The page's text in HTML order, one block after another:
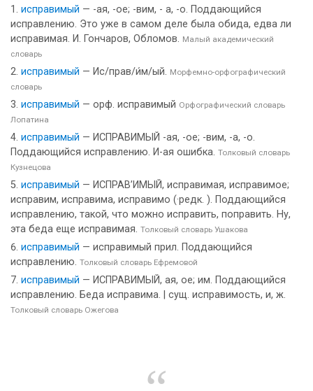
исправимый — -ая, -ое; -вим, - а, -о. Поддающийся
исправлению. Это уже в самом деле была обида, едва ли
исправимая. И. Гончаров, Обломов. Малый академический
словарь
исправимый — Ис/прав/и́м/ый. Морфемно-орфографический
словарь
исправимый — орф. исправимый Орфографический словарь
Лопатина
исправимый — ИСПРАВИМЫЙ -ая, -ое; -вим, -а, -о.
Поддающийся исправлению. И-ая ошибка. Толковый словарь
Кузнецова
исправимый — ИСПРАВ’ИМЫЙ, исправимая, исправимое;
исправим, исправима, исправимо (·редк. ). Поддающийся
исправлению, такой, что можно исправить, поправить. Ну,
эта беда еще исправимая. Толковый словарь Ушакова
исправимый — исправимый прил. Поддающийся
исправлению. Толковый словарь Ефремовой
исправимый — ИСПРАВИМЫЙ, ая, ое; им. Поддающийся
исправлению. Беда исправима. | сущ. исправимость, и, ж.
Толковый словарь Ожегова